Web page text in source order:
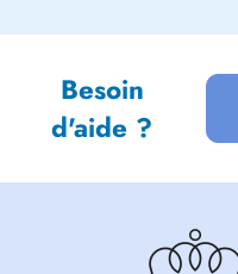
Besoin
d'aide ?